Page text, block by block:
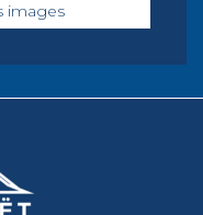
images